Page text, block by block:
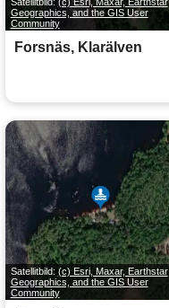
Geographics, and the GIS User
Community
Forsnäs, Klarälven
Satellitbild: (c) Esri, Maxar, Earthstar
Geographics, and the GIS User
Community